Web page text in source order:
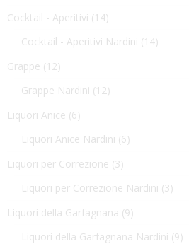
Cocktail - Aperitivi (14)
Cocktail - Aperitivi Nardini (14)
Grappe (12)
Grappe Nardini (12)
Liquori Anice (6)
Liquori Anice Nardini (6)
Liquori per Correzione (3)
Liquori per Correzione Nardini (3)
Liquori della Garfagnana (9)
Liquori della Garfagnana Nardini (9)